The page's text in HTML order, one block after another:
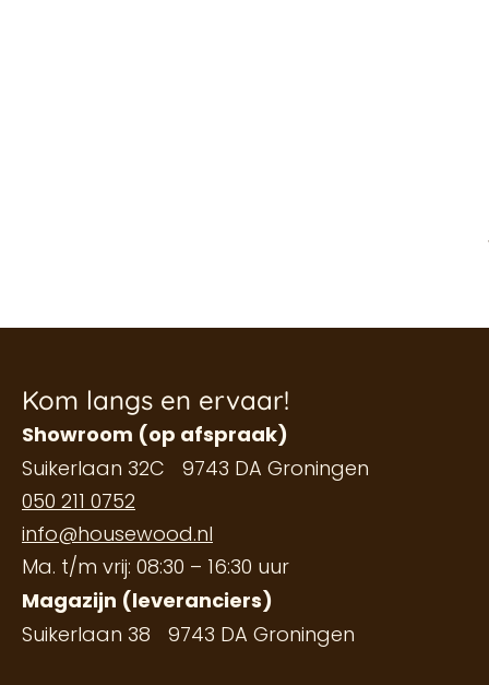
Kom langs en ervaar!
Showroom (op afspraak)
Suikerlaan 32C 9743 DA Groningen
050 211 0752
info@housewood.nl
Ma. t/m vrij: 08:30 – 16:30 uur
Magazijn (leveranciers)
Suikerlaan 38 9743 DA Groningen